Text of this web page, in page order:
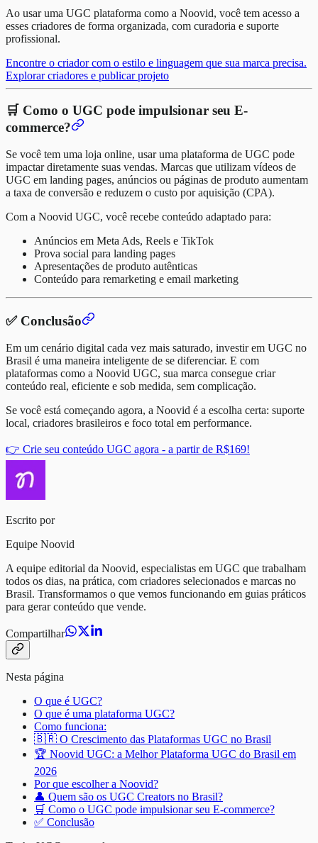
Ao usar uma UGC plataforma como a Noovid, você tem acesso a
esses criadores de forma organizada, com curadoria e suporte
profissional.
Encontre o criador com o estilo e linguagem que sua marca precisa.
Explorar criadores e publicar projeto
🛒 Como o UGC pode impulsionar seu E-
commerce?
Se você tem uma loja online, usar uma plataforma de UGC pode
impactar diretamente suas vendas. Marcas que utilizam vídeos de
UGC em landing pages, anúncios ou páginas de produto aumentam
a taxa de conversão e reduzem o custo por aquisição (CPA).
Com a Noovid UGC, você recebe conteúdo adaptado para:
Anúncios em Meta Ads, Reels e TikTok
Prova social para landing pages
Apresentações de produto autênticas
Conteúdo para remarketing e email marketing
✅ Conclusão
Em um cenário digital cada vez mais saturado, investir em UGC no
Brasil é uma maneira inteligente de se diferenciar. E com
plataformas como a Noovid UGC, sua marca consegue criar
conteúdo real, eficiente e sob medida, sem complicação.
Se você está começando agora, a Noovid é a escolha certa: suporte
local, criadores brasileiros e foco total em performance.
👉 Crie seu conteúdo UGC agora - a partir de R$169!
Escrito por
Equipe Noovid
A equipe editorial da Noovid, especialistas em UGC que trabalham
todos os dias, na prática, com criadores selecionados e marcas no
Brasil. Transformamos o que vemos funcionando em guias práticos
para gerar conteúdo que vende.
Compartilhar
Nesta página
O que é UGC?
O que é uma plataforma UGC?
Como funciona:
🇧🇷 O Crescimento das Plataformas UGC no Brasil
🏆 Noovid UGC: a Melhor Plataforma UGC do Brasil em
2026
Por que escolher a Noovid?
👤 Quem são os UGC Creators no Brasil?
🛒 Como o UGC pode impulsionar seu E-commerce?
✅ Conclusão